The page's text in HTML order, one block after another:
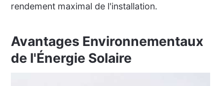
rendement maximal de l'installation.
Avantages Environnementaux
de l'Énergie Solaire